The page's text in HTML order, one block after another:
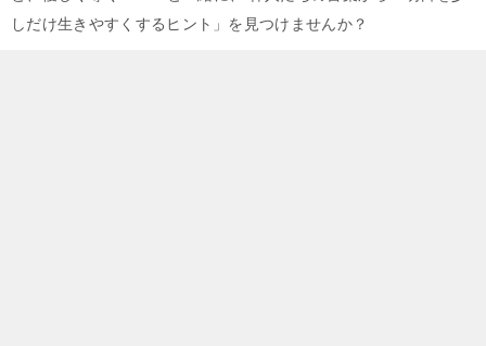
しだけ生きやすくするヒント」を見つけませんか？